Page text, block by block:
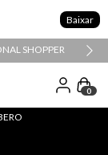
Baixar
SHOPPER
0